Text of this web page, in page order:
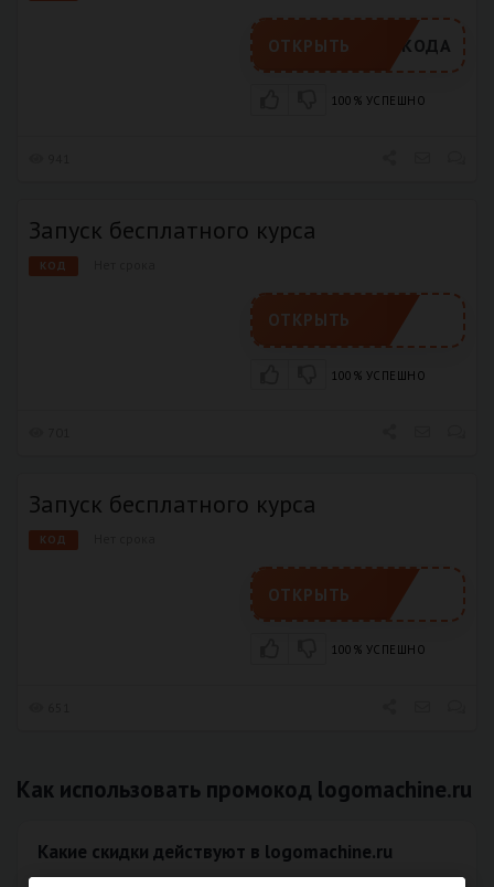
РОМОКОДА
ОТКРЫТЬ
100% УСПЕШНО
Запуск бесплатного курса
КОД
ОТКРЫТЬ
100% УСПЕШНО
Запуск бесплатного курса
КОД
ОТКРЫТЬ
100% УСПЕШНО
Как использовать промокод logomachine.ru
Какие скидки действуют в logomachine.ru